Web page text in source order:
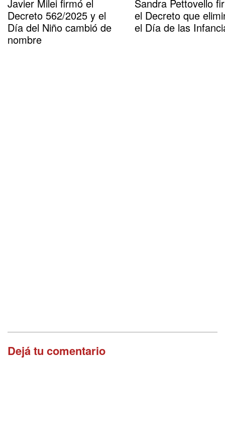
Javier Milei firmó el
Decreto 562/2025 y el
Día del Niño cambió de
nombre
Sandra Pettovello
el Decreto que
el Día de las
Dejá tu comentario